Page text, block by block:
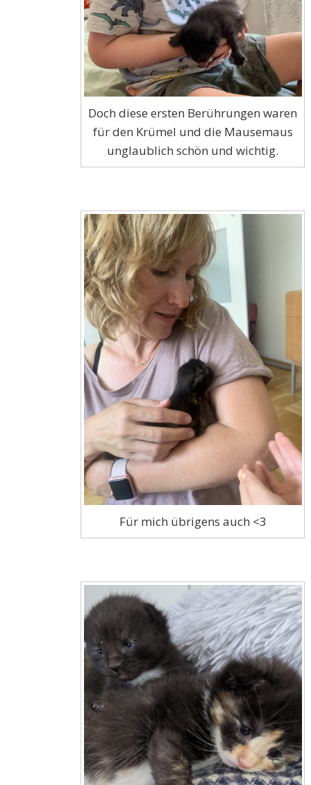
Doch diese ersten Berührungen waren
für den Krümel und die Mausemaus
unglaublich schön und wichtig.
Für mich übrigens auch <3